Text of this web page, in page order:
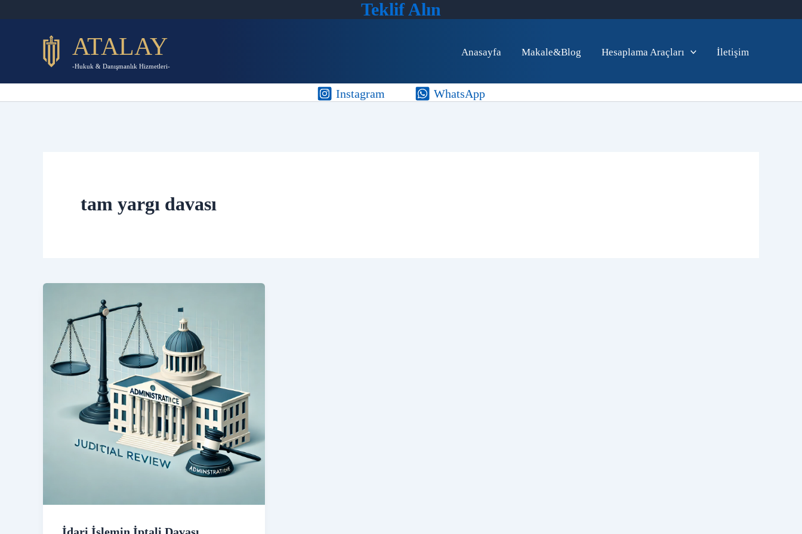
Teklif Alın
ATALAY
-Hukuk & Danışmanlık Hizmetleri-
Anasayfa Makale&Blog Hesaplama Araçları İletişim
Instagram WhatsApp
tam yargı davası